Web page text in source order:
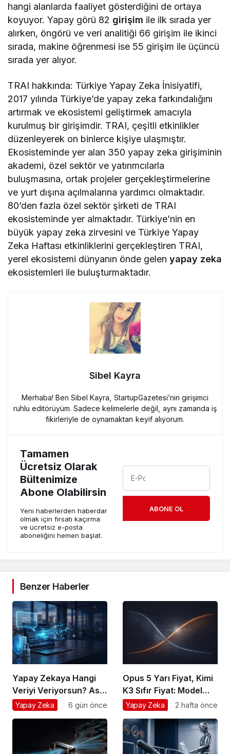
hangi alanlarda faaliyet gösterdiğini de ortaya
koyuyor. Yapay görü 82 girişim ile ilk sırada yer
alırken, öngörü ve veri analitiği 66 girişim ile ikinci
sırada, makine öğrenmesi ise 55 girişim ile üçüncü
sırada yer alıyor.
TRAI hakkında: Türkiye Yapay Zeka İnisiyatifi,
2017 yılında Türkiye’de yapay zeka farkındalığını
artırmak ve ekosistemi geliştirmek amacıyla
kurulmuş bir girişimdir. TRAI, çeşitli etkinlikler
düzenleyerek on binlerce kişiye ulaşmıştır.
Ekosisteminde yer alan 350 yapay zeka girişiminin
akademi, özel sektör ve yatırımcılarla
buluşmasına, ortak projeler gerçekleştirmelerine
ve yurt dışına açılmalarına yardımcı olmaktadır.
80’den fazla özel sektör şirketi de TRAI
ekosisteminde yer almaktadır. Türkiye’nin en
büyük yapay zeka zirvesini ve Türkiye Yapay
Zeka Haftası etkinliklerini gerçekleştiren TRAI,
yerel ekosistemi dünyanın önde gelenyapay zeka
ekosistemleri ile buluşturmaktadır.
Sibel Kayra
Merhaba! Ben Sibel Kayra, StartupGazetesi’nin girişimci
ruhlu editörüyüm. Sadece kelimelerle değil, aynı zamanda iş
fikirleriyle de oynamaktan keyif alıyorum.
Tamamen
Ücretsiz Olarak
Bültenimize
Abone Olabilirsin
Yeni haberlerden haberdar
olmak için fırsatı kaçırma
ve ücretsiz e-posta
aboneliğini hemen başlat.
ABONE OL
Benzer Haberler
Yapay Zekaya Hangi
Veriyi Veriyorsun? Asıl
Risk Ürettiğin Değil,
Yapay Zeka 6 gün önce
Opus 5 Yarı Fiyat, Kimi
K3 Sıfır Fiyat: Model
Artık Rekabet Avantajın
Yapay Zeka 2 hafta önce